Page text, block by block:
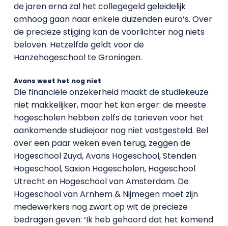
de jaren erna zal het collegegeld geleidelijk
omhoog gaan naar enkele duizenden euro’s. Over
de precieze stijging kan de voorlichter nog niets
beloven. Hetzelfde geldt voor de
Hanzehogeschool te Groningen.
Avans weet het nog niet
Die financiële onzekerheid maakt de studiekeuze
niet makkelijker, maar het kan erger: de meeste
hogescholen hebben zelfs de tarieven voor het
aankomende studiejaar nog niet vastgesteld. Bel
over een paar weken even terug, zeggen de
Hogeschool Zuyd, Avans Hogeschool, Stenden
Hogeschool, Saxion Hogescholen, Hogeschool
Utrecht en Hogeschool van Amsterdam. De
Hogeschool van Arnhem & Nijmegen moet zijn
medewerkers nog zwart op wit de precieze
bedragen geven: ‘Ik heb gehoord dat het komend